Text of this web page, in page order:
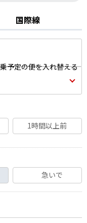
国際線
1時間以上前
急いで